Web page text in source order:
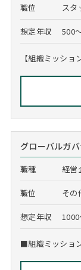
職位 スタ
想定年収 500
【組織ミッショ
グローバルガ
職種 経営
職位 その
想定年収
■組織ミッショ